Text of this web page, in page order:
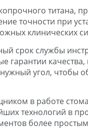
титана,
точности при
клинических
срок службы
гарантии
угол, чтобы
в работе
технологий в
более